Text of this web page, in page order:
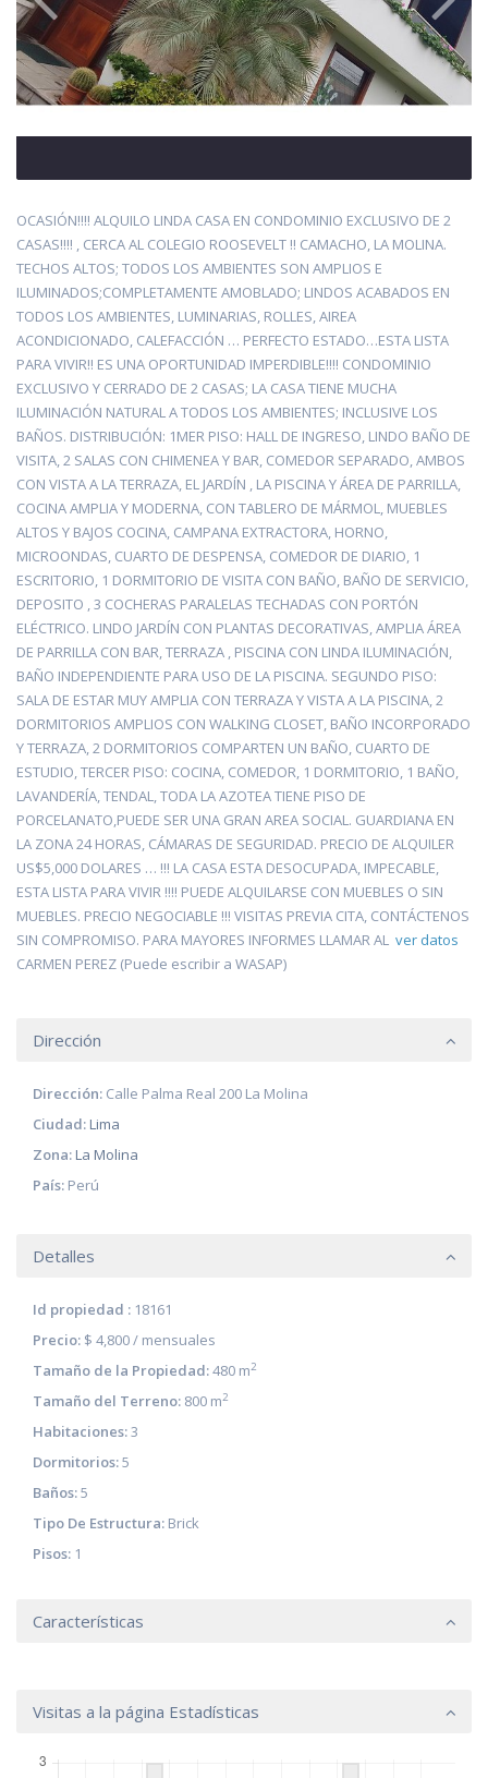
OCASIÓN!!!! ALQUILO LINDA CASA EN CONDOMINIO EXCLUSIVO DE 2
CASAS!!!! , CERCA AL COLEGIO ROOSEVELT !! CAMACHO, LA MOLINA.
TECHOS ALTOS; TODOS LOS AMBIENTES SON AMPLIOS E
ILUMINADOS;COMPLETAMENTE AMOBLADO; LINDOS ACABADOS EN
TODOS LOS AMBIENTES, LUMINARIAS, ROLLES, AIREA
ACONDICIONADO, CALEFACCIÓN … PERFECTO ESTADO…ESTA LISTA
PARA VIVIR!! ES UNA OPORTUNIDAD IMPERDIBLE!!!! CONDOMINIO
EXCLUSIVO Y CERRADO DE 2 CASAS; LA CASA TIENE MUCHA
ILUMINACIÓN NATURAL A TODOS LOS AMBIENTES; INCLUSIVE LOS
BAÑOS. DISTRIBUCIÓN: 1MER PISO: HALL DE INGRESO, LINDO BAÑO DE
VISITA, 2 SALAS CON CHIMENEA Y BAR, COMEDOR SEPARADO, AMBOS
CON VISTA A LA TERRAZA, EL JARDÍN , LA PISCINA Y ÁREA DE PARRILLA,
COCINA AMPLIA Y MODERNA, CON TABLERO DE MÁRMOL, MUEBLES
ALTOS Y BAJOS COCINA, CAMPANA EXTRACTORA, HORNO,
MICROONDAS, CUARTO DE DESPENSA, COMEDOR DE DIARIO, 1
ESCRITORIO, 1 DORMITORIO DE VISITA CON BAÑO, BAÑO DE SERVICIO,
DEPOSITO , 3 COCHERAS PARALELAS TECHADAS CON PORTÓN
ELÉCTRICO. LINDO JARDÍN CON PLANTAS DECORATIVAS, AMPLIA ÁREA
DE PARRILLA CON BAR, TERRAZA , PISCINA CON LINDA ILUMINACIÓN,
BAÑO INDEPENDIENTE PARA USO DE LA PISCINA. SEGUNDO PISO:
SALA DE ESTAR MUY AMPLIA CON TERRAZA Y VISTA A LA PISCINA, 2
DORMITORIOS AMPLIOS CON WALKING CLOSET, BAÑO INCORPORADO
Y TERRAZA, 2 DORMITORIOS COMPARTEN UN BAÑO, CUARTO DE
ESTUDIO, TERCER PISO: COCINA, COMEDOR, 1 DORMITORIO, 1 BAÑO,
LAVANDERÍA, TENDAL, TODA LA AZOTEA TIENE PISO DE
PORCELANATO,PUEDE SER UNA GRAN AREA SOCIAL. GUARDIANA EN
LA ZONA 24 HORAS, CÁMARAS DE SEGURIDAD. PRECIO DE ALQUILER
US$5,000 DOLARES … !!! LA CASA ESTA DESOCUPADA, IMPECABLE,
ESTA LISTA PARA VIVIR !!!! PUEDE ALQUILARSE CON MUEBLES O SIN
MUEBLES. PRECIO NEGOCIABLE !!! VISITAS PREVIA CITA, CONTÁCTENOS
SIN COMPROMISO. PARA MAYORES INFORMES LLAMAR AL ver datos
CARMEN PEREZ (Puede escribir a WASAP)
Dirección
Dirección: Calle Palma Real 200 La Molina
Ciudad: Lima
Zona: La Molina
País: Perú
Detalles
Id propiedad : 18161
Precio: $ 4,800/ mensuales
Tamaño de la Propiedad:480 m2
Tamaño del Terreno: 800 m2
Habitaciones:3
Dormitorios:5
Baños:5
Tipo De Estructura: Brick
Pisos: 1
Características
Visitas a la página Estadísticas